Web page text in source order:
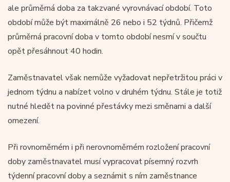
ale průměrná doba za takzvané vyrovnávací období. Toto
období může být maximálně 26 nebo i 52 týdnů. Přičemž
průměrná pracovní doba v tomto období nesmí v součtu
opět přesáhnout 40 hodin.
Zaměstnavatel však nemůže vyžadovat nepřetržitou práci v
jednom týdnu a nabízet volno v druhém týdnu. Stále je totiž
nutné hledět na povinné přestávky mezi směnami a další
omezení.
Při rovnoměrném i při nerovnoměrném rozložení pracovní
doby zaměstnavatel musí vypracovat písemný rozvrh
týdenní pracovní doby a seznámit s ním zaměstnance